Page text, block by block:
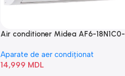
Air conditioner Midea AF6-18N1C0-
Aparate de aer condiționat
14,999 MDL